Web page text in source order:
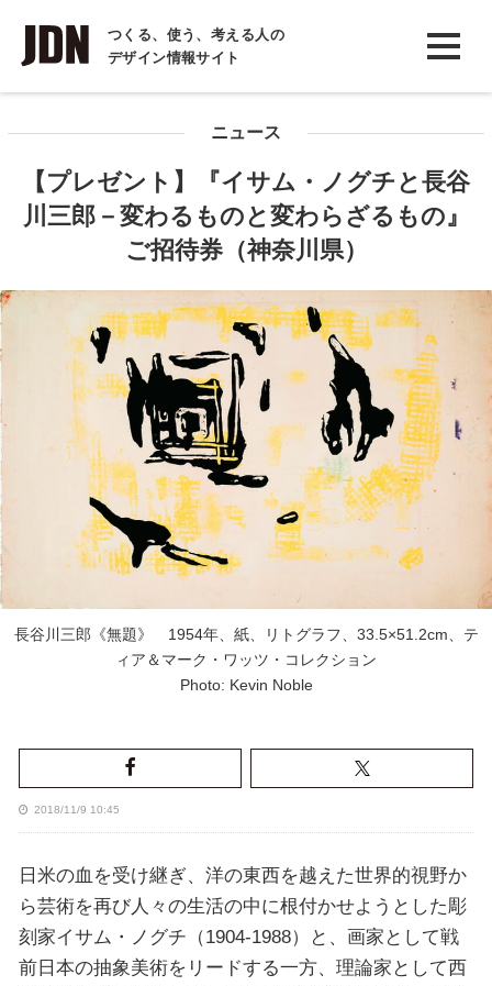
つくる、使う、考える人の
デザイン情報サイト
INTERVIEW
インタビュー
COLUMN
ニュース
【プレゼント】『イサム・ノグチと長谷
川三郎－変わるものと変わらざるもの』
ご招待券（神奈川県）
長谷川三郎《無題》 1954年、紙、リトグラフ、33.5×51.2cm、テ
ィア＆マーク・ワッツ・コレクション
Photo: Kevin Noble
2018/11/9 10:45
日米の血を受け継ぎ、洋の東西を越えた世界的視野か
ら芸術を再び人々の生活の中に根付かせようとした彫
刻家イサム・ノグチ（1904-1988）と、画家として戦
前日本の抽象美術をリードする一方、理論家として西